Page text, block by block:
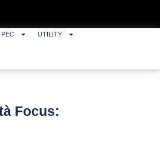
PEC UTILITY
Focus: